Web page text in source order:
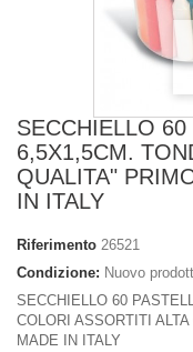
SECCHIELLO
6,5X1,5CM.
QUALITA"
IN ITALY
Riferimento 26521
Condizione: Nuovo
SECCHIELLO 60
COLORI ASSORTITI
MADE IN ITALY